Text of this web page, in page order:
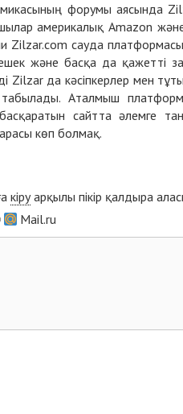
форумы аясында
америкалық Amazon
Zilzar.com сауда
және басқа да қажетті
да кәсіпкерлер мен
табылады. Аталмыш
сайтта әлемге
көп болмақ.
кіруарқылы пікір қалдыра
Mail.ru